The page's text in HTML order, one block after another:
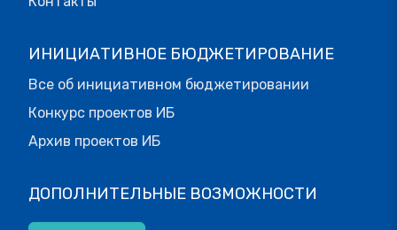
ИНИЦИАТИВНОЕ БЮДЖЕТИРОВАНИЕ
Все об инициативном бюджетировании
Конкурс проектов ИБ
Архив проектов ИБ
ДОПОЛНИТЕЛЬНЫЕ ВОЗМОЖНОСТИ